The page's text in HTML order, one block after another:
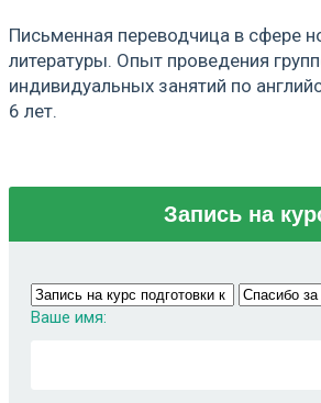
Письменная переводчица в сфере
литературы. Опыт проведения
индивидуальных занятий по
6 лет.
Запись на
Ваше имя: